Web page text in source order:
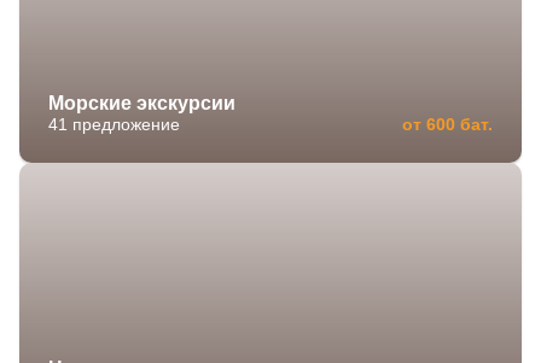
Морские экскурсии
41 предложение от 600 бат.